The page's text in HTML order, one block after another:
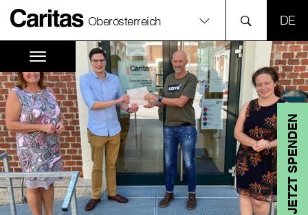
Oberösterreich
JETZT SPENDEN